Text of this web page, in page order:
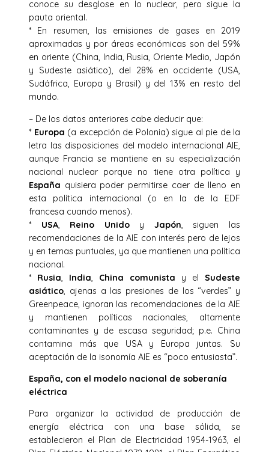
conoce su desglose en lo nuclear, pero sigue la
pauta oriental.
* En resumen, las emisiones de gases en 2019
aproximadas y por áreas económicas son del 59%
en oriente (China, India, Rusia, Oriente Medio, Japón
y Sudeste asiático), del 28% en occidente (USA,
Sudáfrica, Europa y Brasil) y del 13% en resto del
mundo.
– De los datos anteriores cabe deducir que:
* Europa (a excepción de Polonia) sigue al pie de la
letra las disposiciones del modelo internacional AIE,
aunque Francia se mantiene en su especialización
nacional nuclear porque no tiene otra política y
España quisiera poder permitirse caer de lleno en
esta política internacional (o en la de la EDF
francesa cuando menos).
* USA, Reino Unidoy Japón , siguen las
recomendaciones de la AIE con interés pero de lejos
y en temas puntuales, ya que mantienen una política
nacional.
* Rusia India China comunista y el Sudeste
asiático , ajenas a las presiones de los “verdes” y
Greenpeace, ignoran las recomendaciones de la AIE
y mantienen políticas nacionales, altamente
contaminantes y de escasa seguridad; p.e. China
contamina más que USA y Europa juntas. Su
aceptación de la isonomía AIE es “poco entusiasta”.
España, con el modelo nacional de soberanía
eléctrica
Para organizar la actividad de producción de
energía eléctrica con una base sólida, se
establecieron el Plan de Electricidad 1954-1963, el